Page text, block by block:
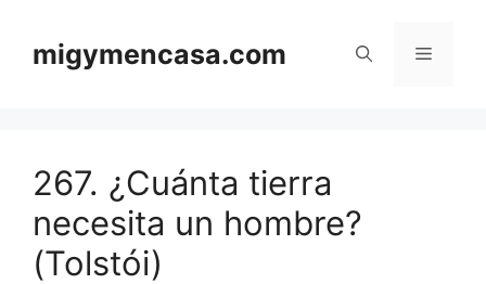
contenido
migymencasa.com Menú
267. ¿Cuánta tierra
necesita un hombre?
(Tolstói)